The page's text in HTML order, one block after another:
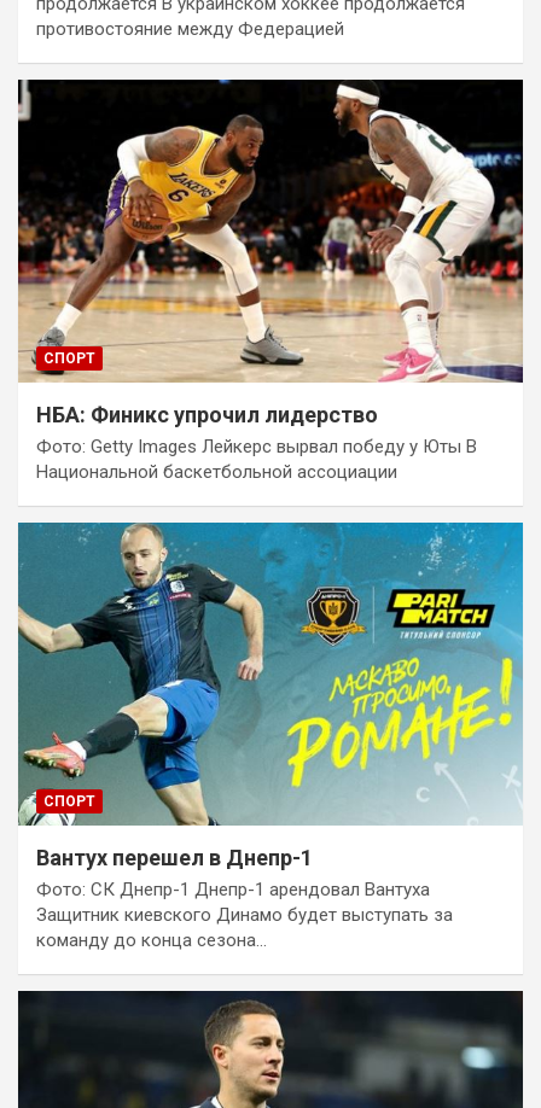
противостояние между Федерацией
СПОРТ
НБА: Финикс упрочил лидерство
Фото: Getty Images Лейкерс вырвал победу у Юты В
Национальной баскетбольной ассоциации
СПОРТ
Вантух перешел в Днепр-1
Фото: СК Днепр-1 Днепр-1 арендовал Вантуха
Защитник киевского Динамо будет выступать за
команду до конца сезона…